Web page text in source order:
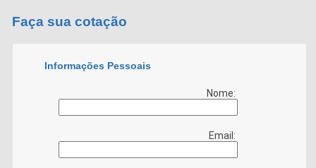
Faça sua cotação
Informações Pessoais
Nome:
Email: